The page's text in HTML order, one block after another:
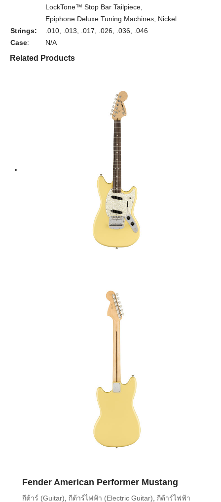
LockTone™ Stop Bar Tailpiece,
Epiphone Deluxe Tuning Machines, Nickel
Strings:
.010, .013, .017, .026, .036, .046
Case: N/A
Related Products
Fender American Performer Mustang
กีต้าร์ (Guitar), กีต้าร์ไฟฟ้า (Electric Guitar), กีต้าร์ไฟฟ้า